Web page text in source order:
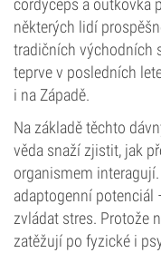
cordyceps a outkovka
některých lidí
tradičních východních
teprve v posledních
i na Západě.
Na základě těchto
věda snaží zjistit, jak
organismem
adaptogenní potenciál
zvládat stres. Protože
zatěžují po fyzické i